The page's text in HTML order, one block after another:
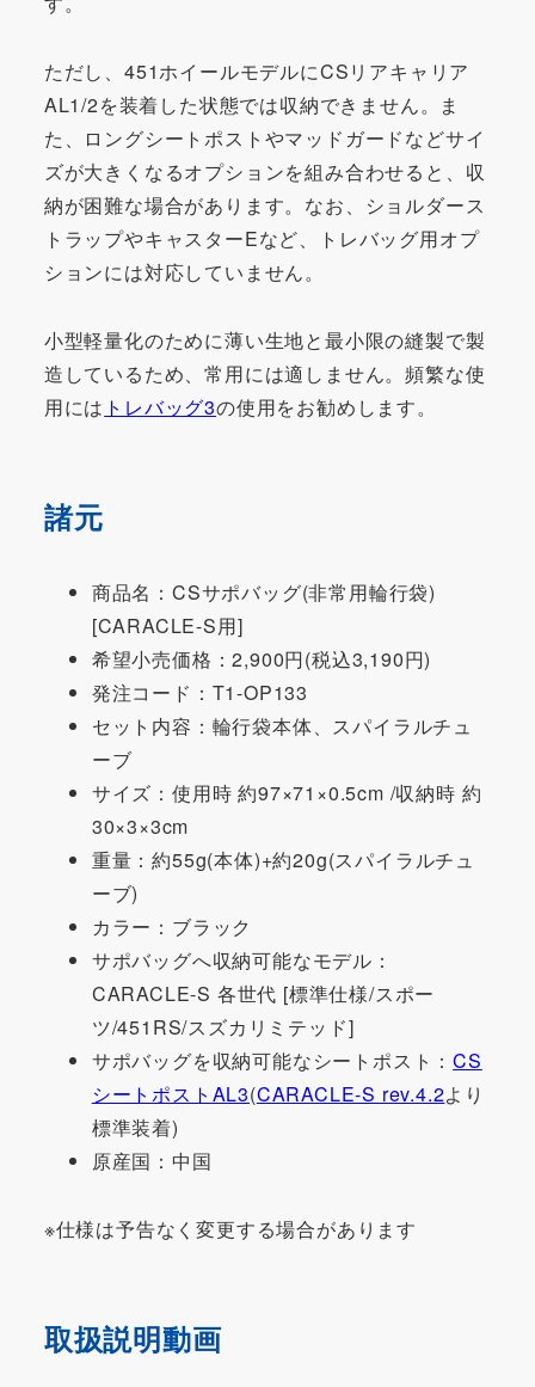
ただし、451ホイールモデルにCSリアキャリア
AL1/2を装着した状態では収納できません。ま
た、ロングシートポストやマッドガードなどサイ
ズが大きくなるオプションを組み合わせると、収
納が困難な場合があります。なお、ショルダース
トラップやキャスターEなど、トレバッグ用オプ
ションには対応していません。
小型軽量化のために薄い生地と最小限の縫製で製
造しているため、常用には適しません。頻繁な使
用には トレバッグ3の使用をお勧めします。
諸元
商品名：CSサポバッグ(非常用輪行袋)
[CARACLE-S用]
希望小売価格：2,900円(税込3,190円)
発注コード：T1-OP133
セット内容：輪行袋本体、スパイラルチュ
ーブ
サイズ：使用時 約97×71×0.5cm /収納時 約
30×3×3cm
重量：約55g(本体)+約20g(スパイラルチュ
ーブ)
カラー：ブラック
サポバッグへ収納可能なモデル：
CARACLE-S 各世代 [標準仕様/スポー
ツ/451RS/スズカリミテッド]
サポバッグを収納可能なシートポスト：CS
シートポストAL3(CARACLE-S rev.4.2より
標準装着)
原産国：中国
※仕様は予告なく変更する場合があります
取扱説明動画